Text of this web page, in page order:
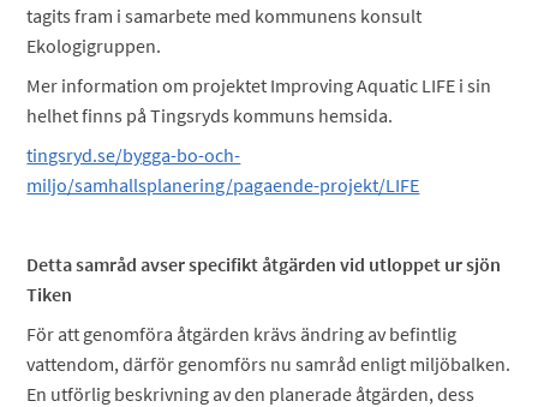
tagits fram i samarbete med kommunens konsult
Ekologigruppen.
Mer information om projektet Improving Aquatic LIFE i sin
helhet finns på Tingsryds kommuns hemsida.
tingsryd.se/bygga-bo-och-
miljo/samhallsplanering/pagaende-projekt/LIFE
Detta samråd avser specifikt åtgärden vid utloppet ur sjön
Tiken
För att genomföra åtgärden krävs ändring av befintlig
vattendom, därför genomförs nu samråd enligt miljöbalken.
En utförlig beskrivning av den planerade åtgärden, dess